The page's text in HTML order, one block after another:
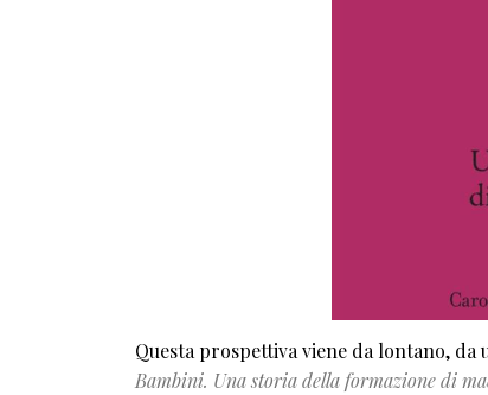
Questa prospettiva viene da lontano,
Bambini. Una storia della formazione di